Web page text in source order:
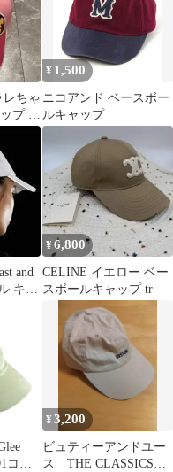
レちゃ
プ ピ
¥ 1,500
ニコアンド ベースボー
ルキャップ
and
キャ
¥6,800
CELINE イエロー ベー
スボールキャップ tr
コラ
¥3,200
ビュティーアンドユー
ス THE CLASSICS